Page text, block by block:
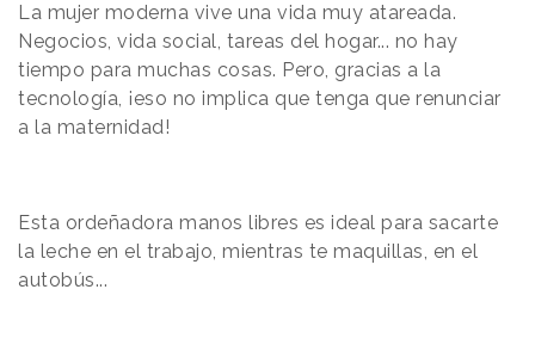
La mujer moderna vive una vida muy atareada.
Negocios, vida social, tareas del hogar... no hay
tiempo para muchas cosas. Pero, gracias a la
tecnología, ¡eso no implica que tenga que renunciar
a la maternidad!
Esta ordeñadora manos libres es ideal para sacarte
la leche en el trabajo, mientras te maquillas, en el
autobús...